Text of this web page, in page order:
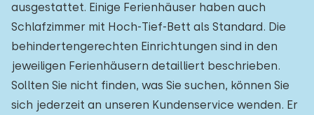
ausgestattet. Einige Ferienhäuser haben auch
Schlafzimmer mit Hoch-Tief-Bett als Standard. Die
behindertengerechten Einrichtungen sind in den
jeweiligen Ferienhäusern detailliert beschrieben.
Sollten Sie nicht finden, was Sie suchen, können Sie
sich jederzeit an unseren Kundenservice wenden. Er